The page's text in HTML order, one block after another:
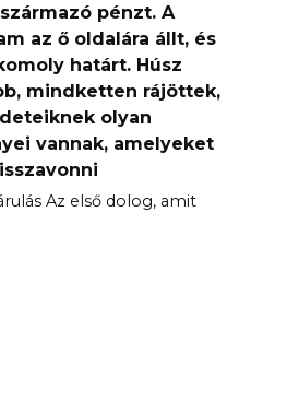
pénzt. A
az ő oldalára állt, és
határt. Húsz
mindketten rájöttek,
olyan
vannak, amelyeket
Az első dolog, amit